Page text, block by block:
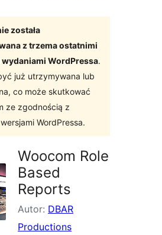
została
z trzema ostatnimi
wydaniami WordPressa.
już utrzymywana lub
co może skutkować
ze zgodnością z
WordPressa.
Woocom Role
Based
Reports
Autor: DBAR
Productions